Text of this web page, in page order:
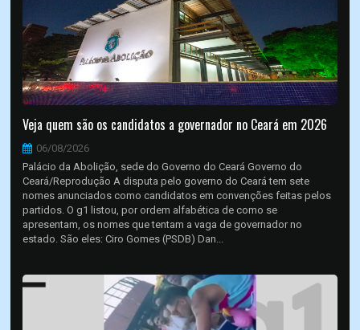
Veja quem são os candidatos a governador no Ceará em 2026
06/08/2026
Palácio da Abolição, sede do Governo do Ceará Governo do
Ceará/Reprodução A disputa pelo governo do Ceará tem sete
nomes anunciados como candidatos em convenções feitas pelos
partidos. O g1 listou, por ordem alfabética de como se
apresentam, os nomes que tentam a vaga de governador no
estado. São eles: Ciro Gomes (PSDB) Dan...